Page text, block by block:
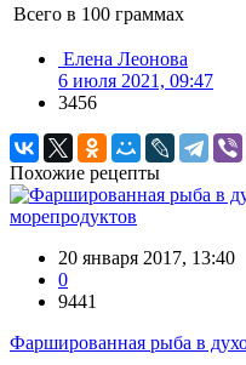
Всего в 100 граммах
Елена Леонова
6 июля 2021, 09:47
3456
Похожие рецепты
морепродуктов
20 января 2017, 13:40
0
9441
Фаршированная рыба в